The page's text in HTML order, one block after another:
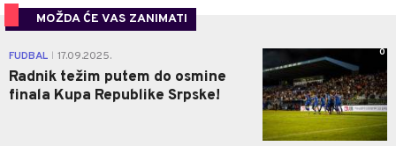
MOŽDA ĆE VAS ZANIMATI
FUDBAL 17.09.2025.
Radnik težim putem do osmine
finala Kupa Republike Srpske!
0